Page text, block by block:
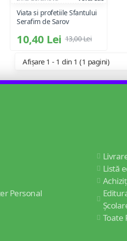
Viata si profetiile Sfantului
Serafim de Sarov
10,40 Lei 13,00 Lei
Afișare 1 - 1 din 1 (1 pagini)
Personal
Listă
Toate